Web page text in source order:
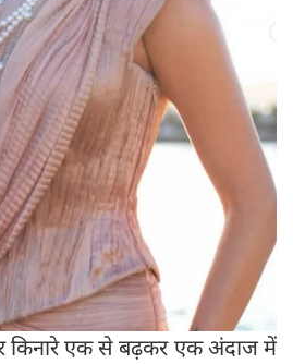
किनारे एक से बढ़कर एक अंदाज में